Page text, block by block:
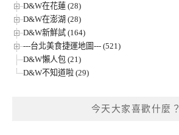
D&W在花蓮 (28)
D&W在澎湖 (28)
D&W新鮮試 (164)
---台北美食捷運地圖--- (521)
D&W懶人包 (21)
D&W不知道啦 (29)
今天大家喜歡什麼？